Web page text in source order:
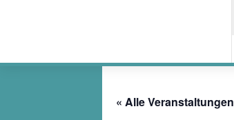
« Alle Veranstaltungen